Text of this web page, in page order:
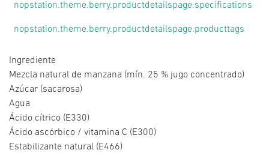
nopstation.theme.berry.productdetailspage.specifications
nopstation.theme.berry.productdetailspage.producttags
Ingrediente
Mezcla natural de manzana (mín. 25 % jugo concentrado)
Azúcar (sacarosa)
Agua
Ácido cítrico (E330)
Ácido ascórbico / vitamina C (E300)
Estabilizante natural (E466)